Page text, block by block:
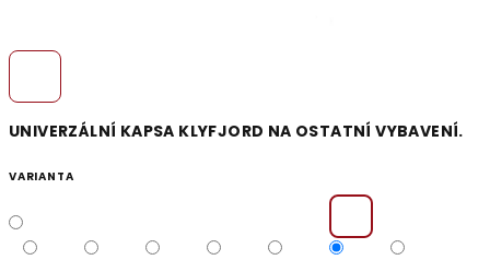
UNIVERZÁLNÍ KAPSA KLYFJORD NA OSTATNÍ VYBAVENÍ.
VARIANTA